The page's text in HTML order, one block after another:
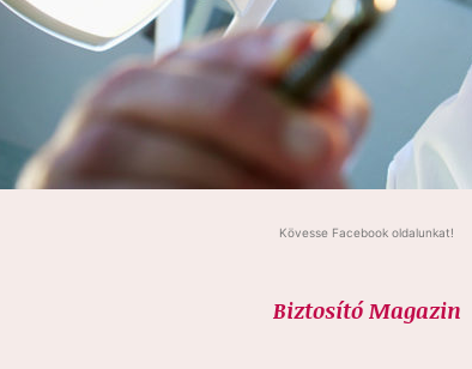
Kövesse Facebook oldalunkat!
Biztosító Magazin